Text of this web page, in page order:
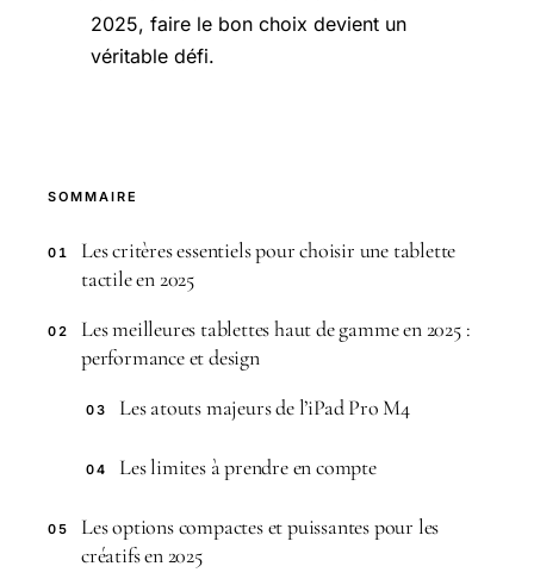
2025, faire le bon choix devient un
véritable défi.
SOMMAIRE
01
Les critères essentiels pour choisir une tablette
tactile en 2025
02
Les meilleures tablettes haut de gamme en 2025 :
performance et design
03 Les atouts majeurs de l’iPad Pro M4
04 Les limites à prendre en compte
05
Les options compactes et puissantes pour les
créatifs en 2025